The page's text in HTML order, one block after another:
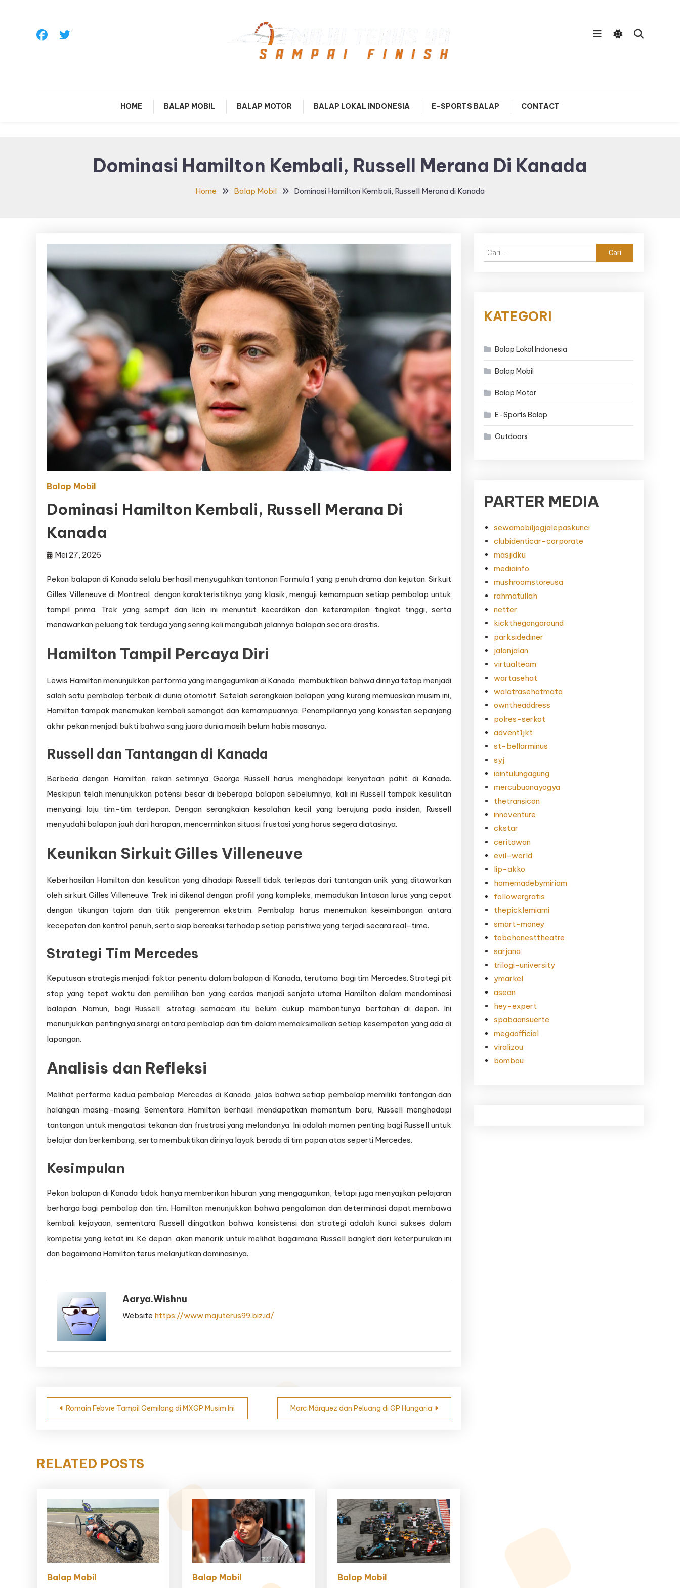
Maju Terus99
HOME BALAP MOBIL BALAP MOTOR BALAP LOKAL INDONESIA E-SPORTS BALAP CONTACT
Dominasi Hamilton Kembali, Russell Merana Di Kanada
Home Balap Mobil Dominasi Hamilton Kembali, Russell Merana di Kanada
Balap Mobil
Dominasi Hamilton Kembali, Russell Merana Di
Kanada
Mei 27, 2026
Pekan balapan di Kanada selalu berhasil menyuguhkan tontonan Formula 1 yang penuh drama dan kejutan. Sirkuit
Gilles Villeneuve di Montreal, dengan karakteristiknya yang klasik, menguji kemampuan setiap pembalap untuk
tampil prima. Trek yang sempit dan licin ini menuntut kecerdikan dan keterampilan tingkat tinggi, serta
menawarkan peluang tak terduga yang sering kali mengubah jalannya balapan secara drastis.
Hamilton Tampil Percaya Diri
Lewis Hamilton menunjukkan performa yang mengagumkan di Kanada, membuktikan bahwa dirinya tetap menjadi
salah satu pembalap terbaik di dunia otomotif. Setelah serangkaian balapan yang kurang memuaskan musim ini,
Hamilton tampak menemukan kembali semangat dan kemampuannya. Penampilannya yang konsisten sepanjang
akhir pekan menjadi bukti bahwa sang juara dunia masih belum habis masanya.
Russell dan Tantangan di Kanada
Berbeda dengan Hamilton, rekan setimnya George Russell harus menghadapi kenyataan pahit di Kanada.
Meskipun telah menunjukkan potensi besar di beberapa balapan sebelumnya, kali ini Russell tampak kesulitan
menyaingi laju tim-tim terdepan. Dengan serangkaian kesalahan kecil yang berujung pada insiden, Russell
menyudahi balapan jauh dari harapan, mencerminkan situasi frustasi yang harus segera diatasinya.
Keunikan Sirkuit Gilles Villeneuve
Keberhasilan Hamilton dan kesulitan yang dihadapi Russell tidak terlepas dari tantangan unik yang ditawarkan
oleh sirkuit Gilles Villeneuve. Trek ini dikenal dengan profil yang kompleks, memadukan lintasan lurus yang cepat
dengan tikungan tajam dan titik pengereman ekstrim. Pembalap harus menemukan keseimbangan antara
kecepatan dan kontrol penuh, serta siap bereaksi terhadap setiap peristiwa yang terjadi secara real-time.
Strategi Tim Mercedes
Keputusan strategis menjadi faktor penentu dalam balapan di Kanada, terutama bagi tim Mercedes. Strategi pit
stop yang tepat waktu dan pemilihan ban yang cerdas menjadi senjata utama Hamilton dalam mendominasi
balapan. Namun, bagi Russell, strategi semacam itu belum cukup membantunya bertahan di depan. Ini
menunjukkan pentingnya sinergi antara pembalap dan tim dalam memaksimalkan setiap kesempatan yang ada di
lapangan.
Analisis dan Refleksi
Melihat performa kedua pembalap Mercedes di Kanada, jelas bahwa setiap pembalap memiliki tantangan dan
halangan masing-masing. Sementara Hamilton berhasil mendapatkan momentum baru, Russell menghadapi
tantangan untuk mengatasi tekanan dan frustrasi yang melandanya. Ini adalah momen penting bagi Russell untuk
belajar dan berkembang, serta membuktikan dirinya layak berada di tim papan atas seperti Mercedes.
Kesimpulan
Pekan balapan di Kanada tidak hanya memberikan hiburan yang mengagumkan, tetapi juga menyajikan pelajaran
berharga bagi pembalap dan tim. Hamilton menunjukkan bahwa pengalaman dan determinasi dapat membawa
kembali kejayaan, sementara Russell diingatkan bahwa konsistensi dan strategi adalah kunci sukses dalam
kompetisi yang ketat ini. Ke depan, akan menarik untuk melihat bagaimana Russell bangkit dari keterpurukan ini
dan bagaimana Hamilton terus melanjutkan dominasinya.
Aarya.wishnu
Website https://www.majuterus99.biz.id/
Navigasi
Romain Febvre Tampil Gemilang di MXGP Musim Ini Marc Márquez dan Peluang di GP Hungaria
RELATED POSTS
Balap Mobil Balap Mobil Balap Mobil
Cari
untuk:
KATEGORI
Balap Lokal Indonesia
Balap Mobil
Balap Motor
E-Sports Balap
Outdoors
PARTER MEDIA
sewamobiljogjalepaskunci
clubidenticar-corporate
masjidku
mediainfo
mushroomstoreusa
rahmatullah
netter
kickthegongaround
parksidediner
jalanjalan
virtualteam
wartasehat
walatrasehatmata
owntheaddress
polres-serkot
advent1jkt
st-bellarminus
syj
iaintulungagung
mercubuanayogya
thetransicon
innoventure
ckstar
ceritawan
evil-world
lip-akko
homemadebymiriam
followergratis
thepicklemiami
smart-money
tobehonesttheatre
sarjana
trilogi-university
ymarkel
asean
hey-expert
spabaansuerte
megaofficial
viralizou
bombou